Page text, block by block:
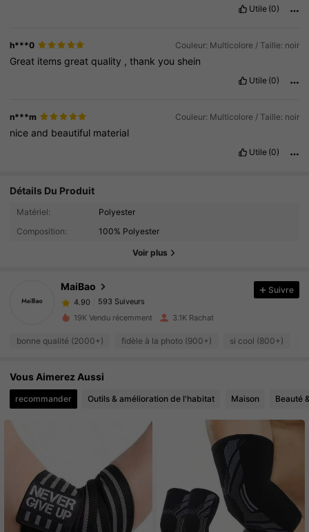
Utile (0)
h***0 Couleur: Multicolore / Taille: noir
Great itemsgreatquality ,thankyou shein
Utile (0)
n***m Couleur: Multicolore / Taille: noir
nice and beautiful material
Utile (0)
Détails Du Produit
Matériel:
Polyester
Composition:
100% Polyester
Voir plus
MaiBao
593 Suiveurs
593 Suiveurs
593 Suiveurs
4.90
593 Suiveurs
4.90
593 Suiveurs
4.90 593 Suiveurs
4.90
Suivre
19K Vendu récemment 3.1K Rachat
bonne qualité (2000+) fidèle à la photo (900+) si cool (800+)
Vous Aimerez Aussi
recommander Outils & amélioration de l'habitat Maison Beauté